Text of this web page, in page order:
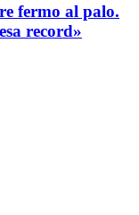
fermo al palo.
record»